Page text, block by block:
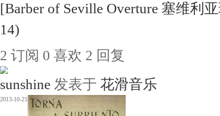
[Barber of Seville Overture 塞维利
14)
2 订阅 0 喜欢 2 回复
sunshine 发表于 花滑音乐
2013-10-21